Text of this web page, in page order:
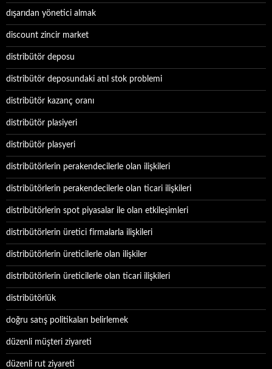
dışarıdan yönetici almak
discount zincir market
distribütör deposu
distribütör deposundaki atıl stok problemi
distribütör kazanç oranı
distribütör plasiyeri
distribütör plasyeri
distribütörlerin perakendecilerle olan ilişkileri
distribütörlerin perakendecilerle olan ticari ilişkileri
distribütörlerin spot piyasalar ile olan etkileşimleri
distribütörlerin üretici firmalarla ilişkileri
distribütörlerin üreticilerle olan ilişkiler
distribütörlerin üreticilerle olan ticari ilişkileri
distribütörlük
doğru satış politikaları belirlemek
düzenli müşteri ziyareti
düzenli rut ziyareti